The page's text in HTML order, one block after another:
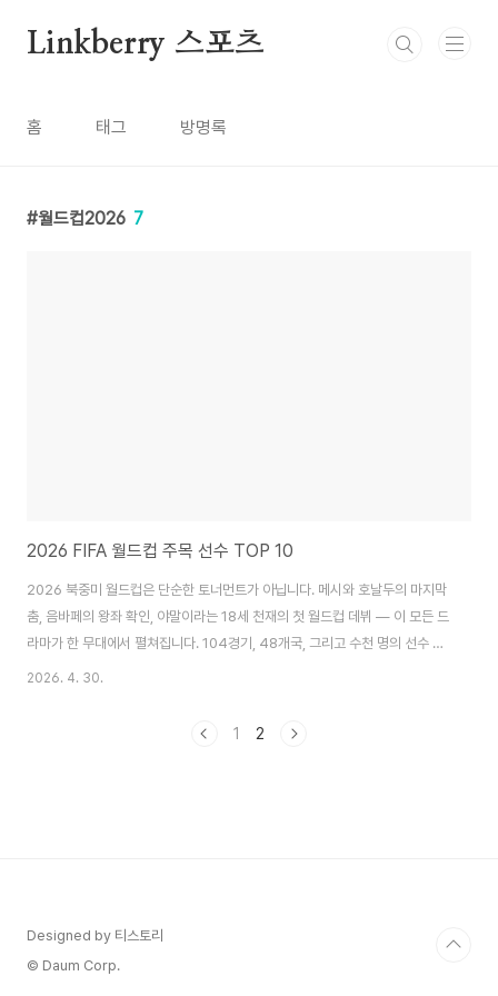
Linkberry 스포츠
홈 태그 방명록
월드컵2026 7
2026 FIFA 월드컵 주목 선수 TOP 10
2026 북중미 월드컵은 단순한 토너먼트가 아닙니다. 메시와 호날두의 마지막
춤, 음바페의 왕좌 확인, 야말이라는 18세 천재의 첫 월드컵 데뷔 — 이 모든 드
라마가 한 무대에서 펼쳐집니다. 104경기, 48개국, 그리고 수천 명의 선수 중
이번 여름을 정의할 핵심 10인을 지금 소개합니다.🥇 TOP 1. 라미네 야말
어 | 나이: 18세야말은 18세의 나이에 이미 유럽 챔피언십 우승 메달을 갖고 있
2026. 4. 30.
1 2
Designed by 티스토리
© Daum Corp.